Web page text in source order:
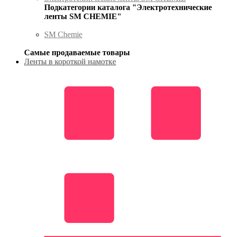
Подкатегории каталога "Электротехнические
ленты SM CHEMIE"
SM Chemie
Самые продаваемые товары
Ленты в короткой намотке